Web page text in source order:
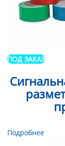
ПОД ЗАКАЗ
Подробнее